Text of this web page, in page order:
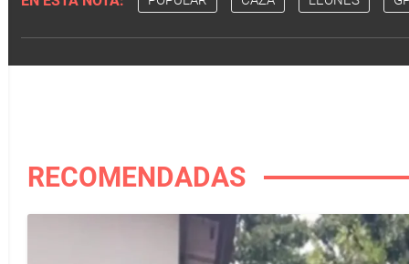
RECOMENDADAS